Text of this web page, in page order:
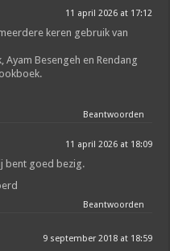
11 april 2026 at 17:12
keren gebruik van
Ayam Besengeh en Rendang
Beantwoorden
11 april 2026 at 18:09
bent goed bezig.
Beantwoorden
9 september 2018 at 18:59